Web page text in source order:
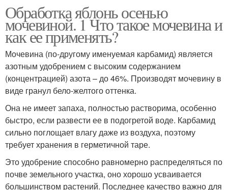
Обработка яблонь осенью
мочевиной. 1 Что такое мочевина и
как ее применять?
Мочевина (по-другому именуемая карбамид) является
азотным удобрением с высоким содержанием
(концентрацией) азота – до 46%. Производят мочевину в
виде гранул бело-желтого оттенка.
Она не имеет запаха, полностью растворима, особенно
быстро, если развести ее в подогретой воде. Карбамид
сильно поглощает влагу даже из воздуха, поэтому
требует хранения в герметичной таре.
Это удобрение способно равномерно распределяться по
почве земельного участка, оно хорошо усваивается
большинством растений. Последнее качество важно для